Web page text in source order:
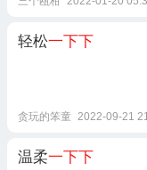
轻松一下下
贪玩的笨童 2022-09-21
温柔一下下